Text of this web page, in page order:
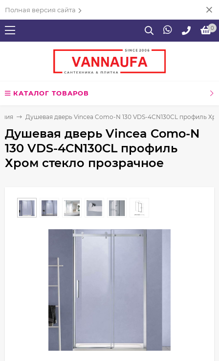
Полная версия сайта
0
КАТАЛОГ ТОВАРОВ
Душевая дверь Vincea Como-N 130 VDS-4CN130CL профиль
Душевая дверь Vincea Como-N
130 VDS-4CN130CL профиль
Хром стекло прозрачное